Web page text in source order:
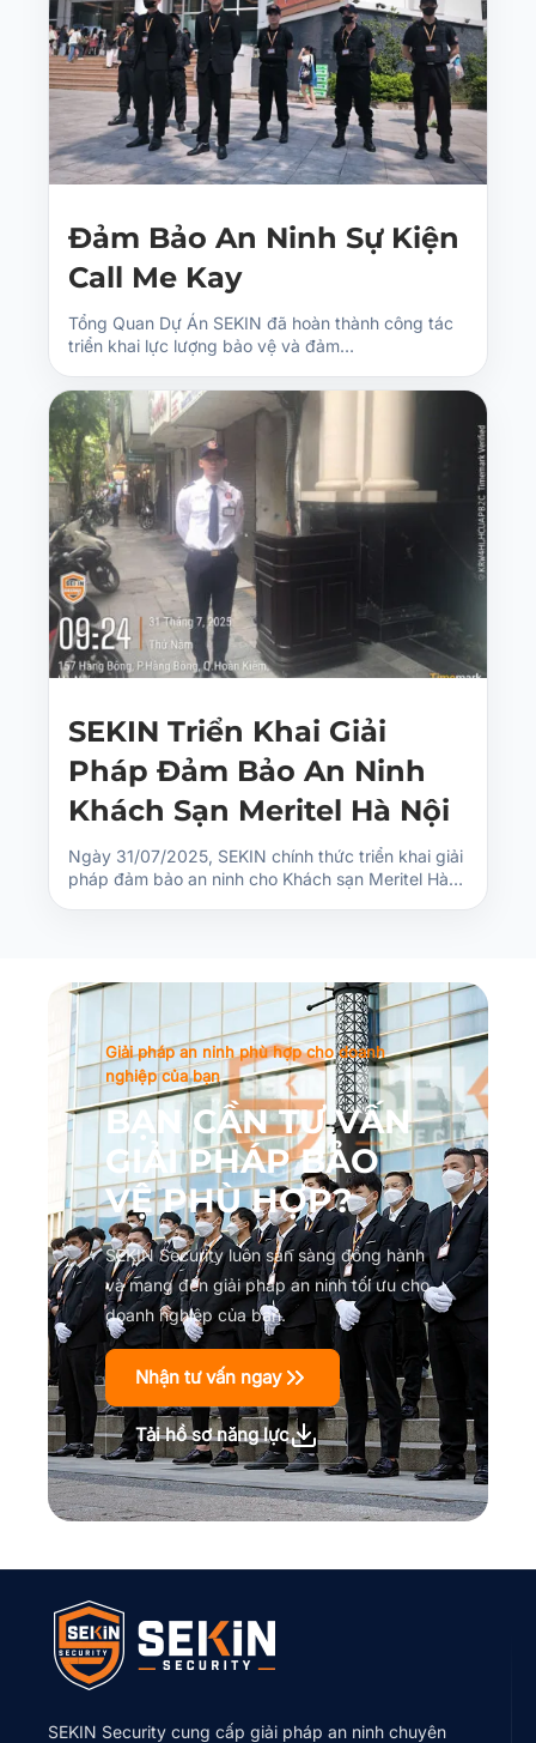
Đảm Bảo An Ninh Sự Kiện
Call Me Kay
Tổng Quan Dự Án SEKIN đã hoàn thành công tác
triển khai lực lượng bảo vệ và đảm…
SEKIN Triển Khai Giải
Pháp Đảm Bảo An Ninh
Khách Sạn Meritel Hà Nội
Ngày 31/07/2025, SEKIN chính thức triển khai giải
pháp đảm bảo an ninh cho Khách sạn Meritel Hà…
Giải pháp an ninh phù hợp cho doanh
nghiệp của bạn
BẠN CẦN TƯ VẤN
GIẢI PHÁP BẢO
VỆ PHÙ HỢP?
SEKIN Security luôn sẵn sàng đồng hành
và mang đến giải pháp an ninh tối ưu cho
doanh nghiệp của bạn.
Nhận tư vấn ngay
Tải hồ sơ năng lực
SEKIN Security cung cấp giải pháp an ninh chuyên